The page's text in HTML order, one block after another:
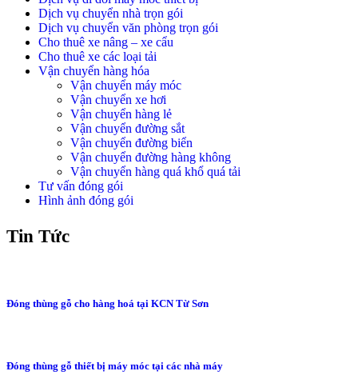
Dịch vụ chuyển nhà trọn gói
Dịch vụ chuyển văn phòng trọn gói
Cho thuê xe nâng – xe cẩu
Cho thuê xe các loại tải
Vận chuyển hàng hóa
Vận chuyển máy móc
Vận chuyển xe hơi
Vận chuyển hàng lẻ
Vận chuyển đường sắt
Vận chuyển đường biển
Vận chuyển đường hàng không
Vận chuyển hàng quá khổ quá tải
Tư vấn đóng gói
Hình ảnh đóng gói
Tin Tức
Đóng thùng gỗ cho hàng hoá tại KCN Từ Sơn
Đóng thùng gỗ thiết bị máy móc tại các nhà máy